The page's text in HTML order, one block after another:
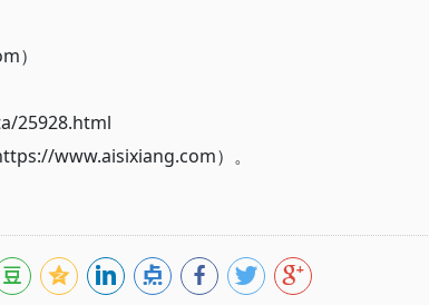
）
25928.html
www.aisixiang.com）。